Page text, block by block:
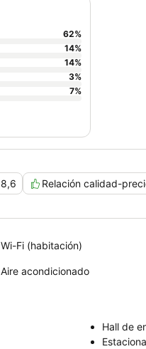
8,6 Relación calidad-
62%
14%
14%
3%
7%
Wi-Fi (habitación)
Aire acondicionado
Hall de